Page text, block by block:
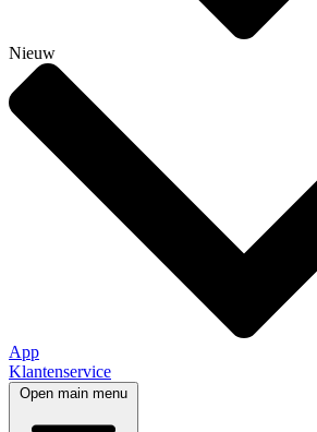
Nieuw
App
Klantenservice
Open main menu